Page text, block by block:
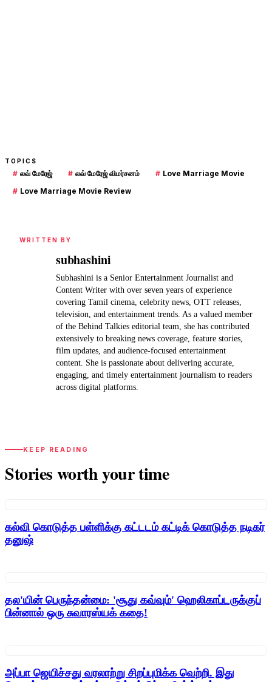
TOPICS
# லவ் மேரேஜ் # லவ் மேரேஜ் விமர்சனம் # Love Marriage Movie
# Love Marriage Movie Review
WRITTEN BY
subhashini
Subhashini is a Senior Entertainment Journalist and
Content Writer with over seven years of experience
covering Tamil cinema, celebrity news, OTT releases,
television, and entertainment trends. As a valued member
of the Behind Talkies editorial team, she has contributed
extensively to breaking news coverage, feature stories,
film updates, and audience-focused entertainment
content. She is passionate about delivering accurate,
engaging, and timely entertainment journalism to readers
across digital platforms.
KEEP READING
Stories worth your time
கல்வி கொடுத்த பள்ளிக்கு கட்டடம் கட்டிக் கொடுத்த நடிகர்
தனுஷ்
தல'யின் பெருந்தன்மை: 'சூது கவ்வும்' ஹெலிகாப்டருக்குப்
பின்னால் ஒரு சுவாரஸ்யக் கதை!
அப்பா ஜெயிச்சது வரலாற்று சிறப்புமிக்க வெற்றி. இது